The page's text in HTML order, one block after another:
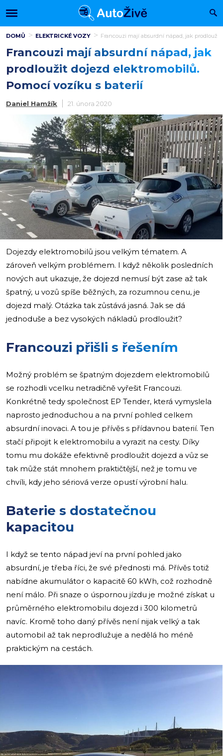
DOMŮ ELEKTRICKÉ VOZY Francouzi mají absurdní nápad, jak
Francouzi mají absurdní nápad, jak
prodloužit dojezd elektromobilů.
Pomocí vozíku s baterií
Daniel Hamžík 21. února 2020
Dojezdy elektromobilů jsou velkým tématem. A
zároveň velkým problémem. I když několik posledních
nových aut ukazuje, že dojezd nemusí být zase až tak
špatný, u vozů spíše běžných, za rozumnou cenu, je
dojezd malý. Otázka tak zůstává jasná. Jak se dá
jednoduše a bez vysokých nákladů prodloužit?
Francouzi přišli s řešením
Možný problém se špatným dojezdem elektromobilů
se rozhodli vcelku netradičně vyřešit Francouzi.
Konkrétně tedy společnost EP Tender, která vymyslela
naprosto jednoduchou a na první pohled celkem
absurdní inovaci. A tou je přívěs s přídavnou baterií. Ten
stačí připojit k elektromobilu a vyrazit na cesty. Díky
tomu mu dokáže efektivně prodloužit dojezd a vůz se
tak může stát mnohem praktičtější, než je tomu ve
chvíli, kdy jeho sériová verze opustí výrobní halu.
Baterie s dostatečnou
kapacitou
I když se tento nápad jeví na první pohled jako
absurdní, je třeba říci, že své přednosti má. Přívěs totiž
nabídne akumulátor o kapacitě 60 kWh, což rozhodně
není málo. Při snaze o úspornou jízdu je možné získat u
průměrného elektromobilu dojezd i 300 kilometrů
navíc. Kromě toho daný přívěs není nijak velký a tak
automobil až tak neprodlužuje a nedělá ho méně
praktickým na cestách.